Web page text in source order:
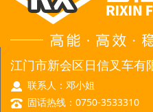
江门市新会区日信叉车有
联系人：邓小姐
固话热线：0750-3533310